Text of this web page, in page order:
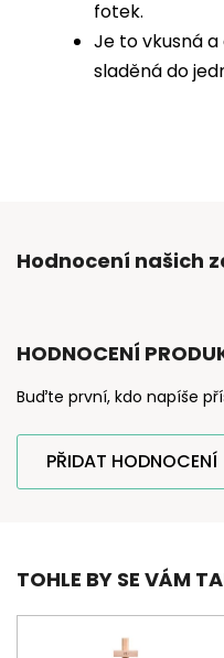
fotek.
Je to vkusná
sladěná do
Hodnocení našich
HODNOCENÍ
Buďte první, kdo napíše
PŘIDAT HODNOCENÍ
TOHLE BY SE VÁM